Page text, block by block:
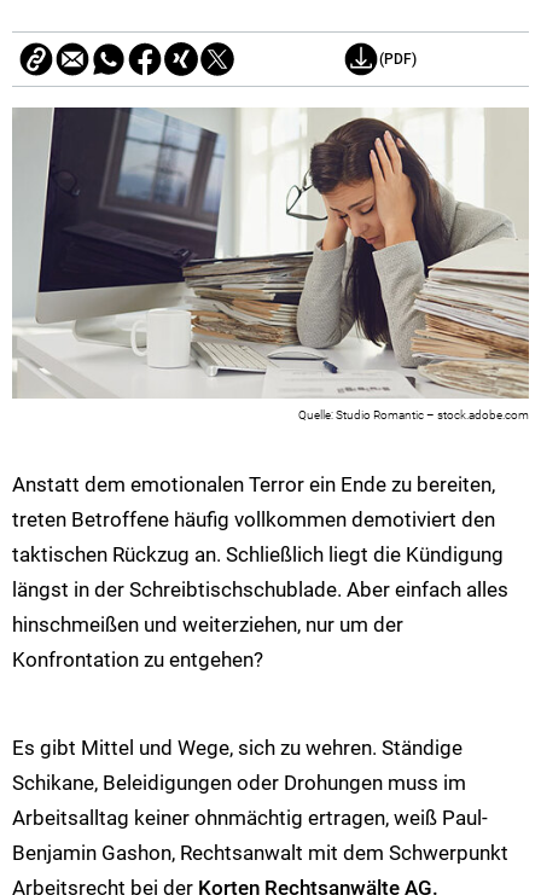
(PDF)
Studio Romantic – stock.adobe.com
Anstatt dem emotionalen Terror ein Ende zu bereiten,
treten Betroffene häufig vollkommen demotiviert den
taktischen Rückzug an. Schließlich liegt die Kündigung
längst in der Schreibtischschublade. Aber einfach alles
hinschmeißen und weiterziehen, nur um der
Konfrontation zu entgehen?
Es gibt Mittel und Wege, sich zu wehren. Ständige
Schikane, Beleidigungen oder Drohungen muss im
Arbeitsalltag keiner ohnmächtig ertragen, weiß Paul-
Benjamin Gashon, Rechtsanwalt mit dem Schwerpunkt
Arbeitsrecht bei der Korten Rechtsanwälte AG.